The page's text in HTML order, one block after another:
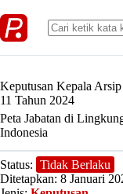
to
content
Keputusan Kepala
11 Tahun 2024
Peta Jabatan di
Indonesia
Status: Tidak Berlaku
Ditetapkan: 8 Januari